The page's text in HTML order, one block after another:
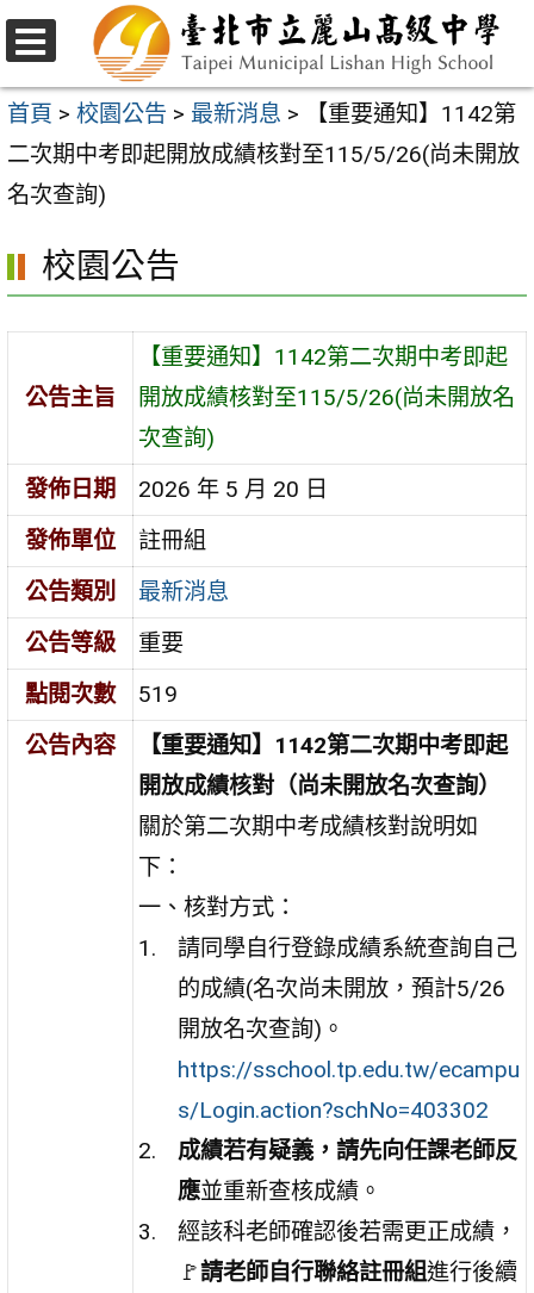
跳
至
主
要
內
區
選
單
首頁 > 校園公告 > 最新消息 >
【重要通知】1142第
二次期中考即起開放成績核對至115/5/26(尚未開放
名次查詢)
校園公告
公告主旨
【重要通知】1142第二次期中考即起
開放成績核對至115/5/26(尚未開放名
次查詢)
發佈日期
2026 年 5 月 20 日
發佈單位
註冊組
公告類別
最新消息
公告等級
重要
點閱次數
519
公告內容
【重要通知】1142第二次期中考即起
開放成績核對（尚未開放名次查詢）
關於第二次期中考成績核對說明如
下：
一、核對方式：
請同學自行登錄成績系統查詢自己
的成績(名次尚未開放，預計5/26
開放名次查詢)。
https://sschool.tp.edu.tw/ecampu
s/Login.action?schNo=403302
成績若有疑義，請先向任課老師反
應並重新查核成績。
經該科老師確認後若需更正成績，
🚩請老師自行聯絡註冊組進行後續